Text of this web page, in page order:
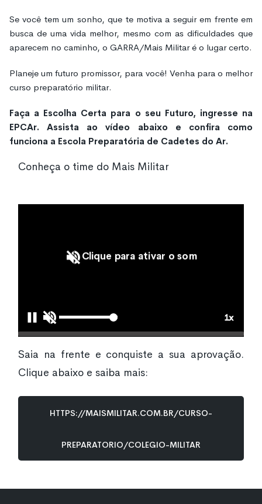
Se você tem um sonho, que te motiva a seguir em frente em
busca de uma vida melhor, mesmo com as dificuldades que
aparecem no caminho, o GARRA/Mais Militar é o lugar certo.
Planeje um futuro promissor, para você! Venha para o melhor
curso preparatório militar.
Faça a Escolha Certa para o seu Futuro, ingresse na
EPCAr. Assista ao vídeo abaixo e confira como
funciona a Escola Preparatória de Cadetes do Ar.
Conheça o time do Mais Militar
Clique para ativar o som
Saia na frente e conquiste a sua aprovação.
Clique abaixo e saiba mais:
https://maismilitar.com.br/curso-
preparatorio/colegio-militar